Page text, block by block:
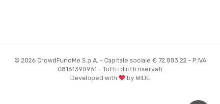
© 2026 CrowdFundMe S.p.A. - Capitale sociale € 72.883,22 - P.IVA
08161390961 - Tutti i diritti riservati
Developed with
by WIDE